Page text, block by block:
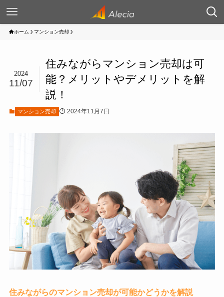
ホーム マンション売却
住みながらマンション売却は可
能？メリットやデメリットを解
説！
2024
11/07
マンション売却 2024年11月7日
住みながらのマンション売却が可能かどうかを解説